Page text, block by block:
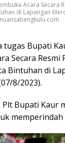
Acara Secara
di Lapangan
tugas Bupati
Secara Resmi
Bintuhan di
8/2023).
Bupati Kaur